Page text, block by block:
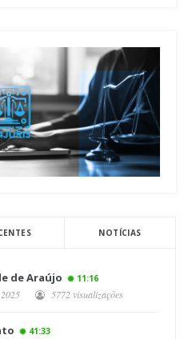
NOTÍCIAS
de Araújo 11:16
5772 visualizações
41:33